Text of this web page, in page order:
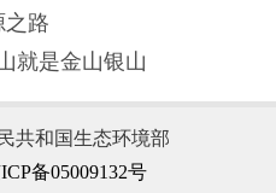
之路
就是金山银山
共和国生态环境部
备05009132号